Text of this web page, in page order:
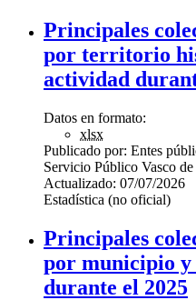
Principales
por territorio
actividad
Datos en formato:
xlsx
Publicado por: Entes
Servicio Público Vasco
Actualizado: 07/07/2026
Estadística (no oficial)
Principales
por municipio y
durante el 2025